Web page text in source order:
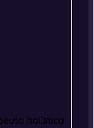
holística